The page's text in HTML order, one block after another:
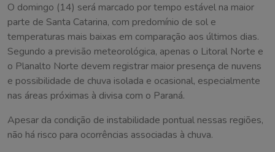
O domingo (14) será marcado por tempo estável na maior
parte de Santa Catarina, com predomínio de sol e
temperaturas mais baixas em comparação aos últimos dias.
Segundo a previsão meteorológica, apenas o Litoral Norte e
o Planalto Norte devem registrar maior presença de nuvens
e possibilidade de chuva isolada e ocasional, especialmente
nas áreas próximas à divisa com o Paraná.
Apesar da condição de instabilidade pontual nessas regiões,
não há risco para ocorrências associadas à chuva.